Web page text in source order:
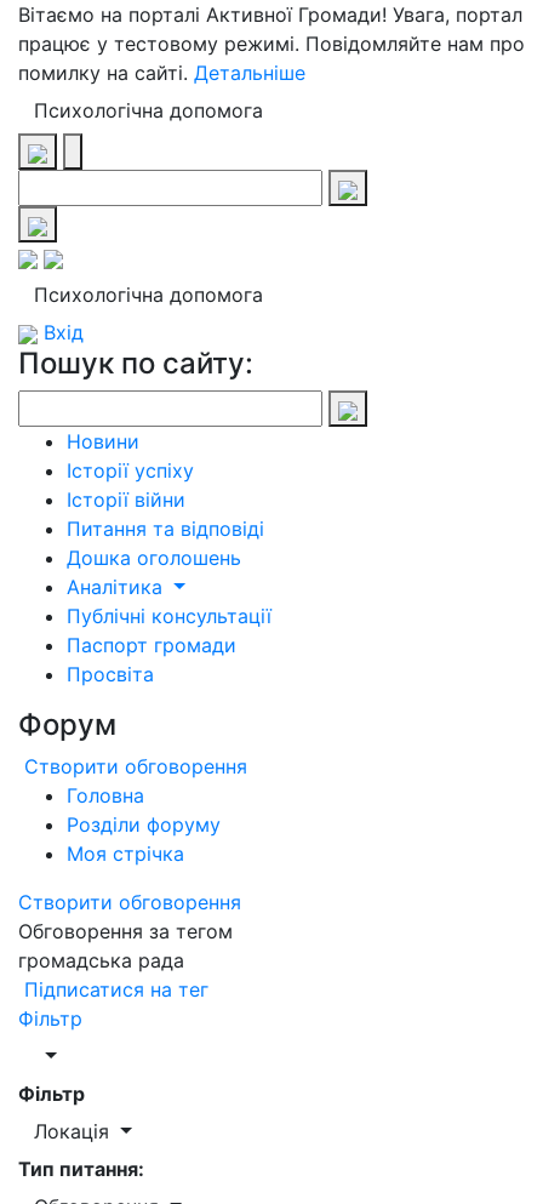
Вітаємо на порталі Активної Громади! Увага, портал
працює у тестовому режимі. Повідомляйте нам про
помилку на сайті. Детальніше
Психологічна допомога
Психологічна допомога
Вхід
Пошук по сайту:
Новини
Історії успіху
Історії війни
Питання та відповіді
Дошка оголошень
Аналітика
Публічні консультації
Паспорт громади
Просвіта
Форум
Створити обговорення
Головна
Розділи форуму
Моя стрічка
Створити обговорення
Обговорення за тегом
громадська рада
Підписатися на тег
Фільтр
Фільтр
Локація
Тип питання: